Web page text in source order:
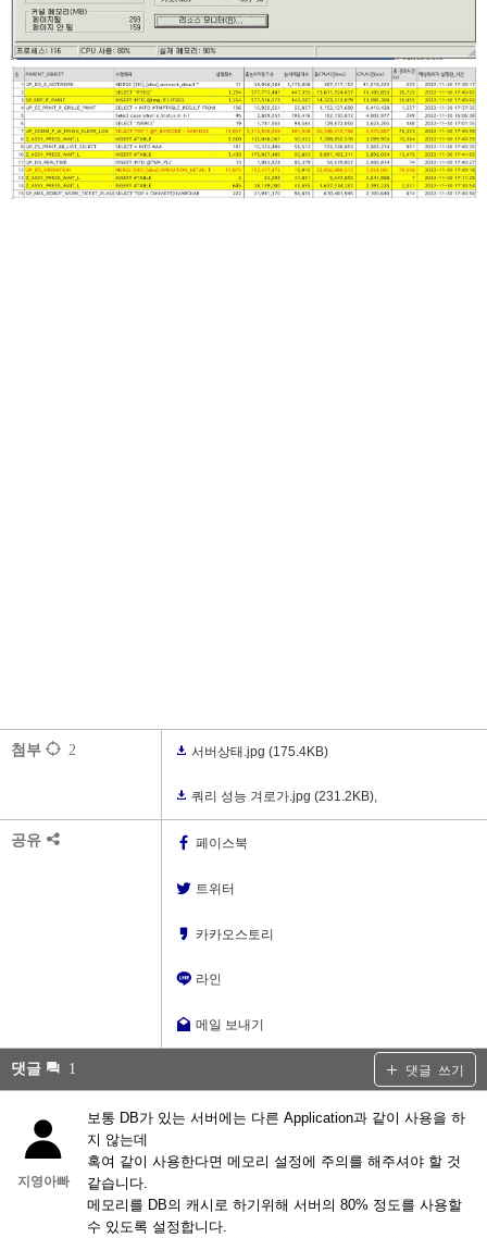
첨부 2 서버상태.jpg (175.4KB)
쿼리 성능 겨로가.jpg (231.2KB),
공유 페이스북
트위터
카카오스토리
라인
메일 보내기
댓글 1 댓글 쓰기
지영아빠
보통 DB가 있는 서버에는 다른 Application과 같이 사용을 하
지 않는데
혹여 같이 사용한다면 메모리 설정에 주의를 해주셔야 할 것
같습니다.
메모리를 DB의 캐시로 하기위해 서버의 80% 정도를 사용할
수 있도록 설정합니다.